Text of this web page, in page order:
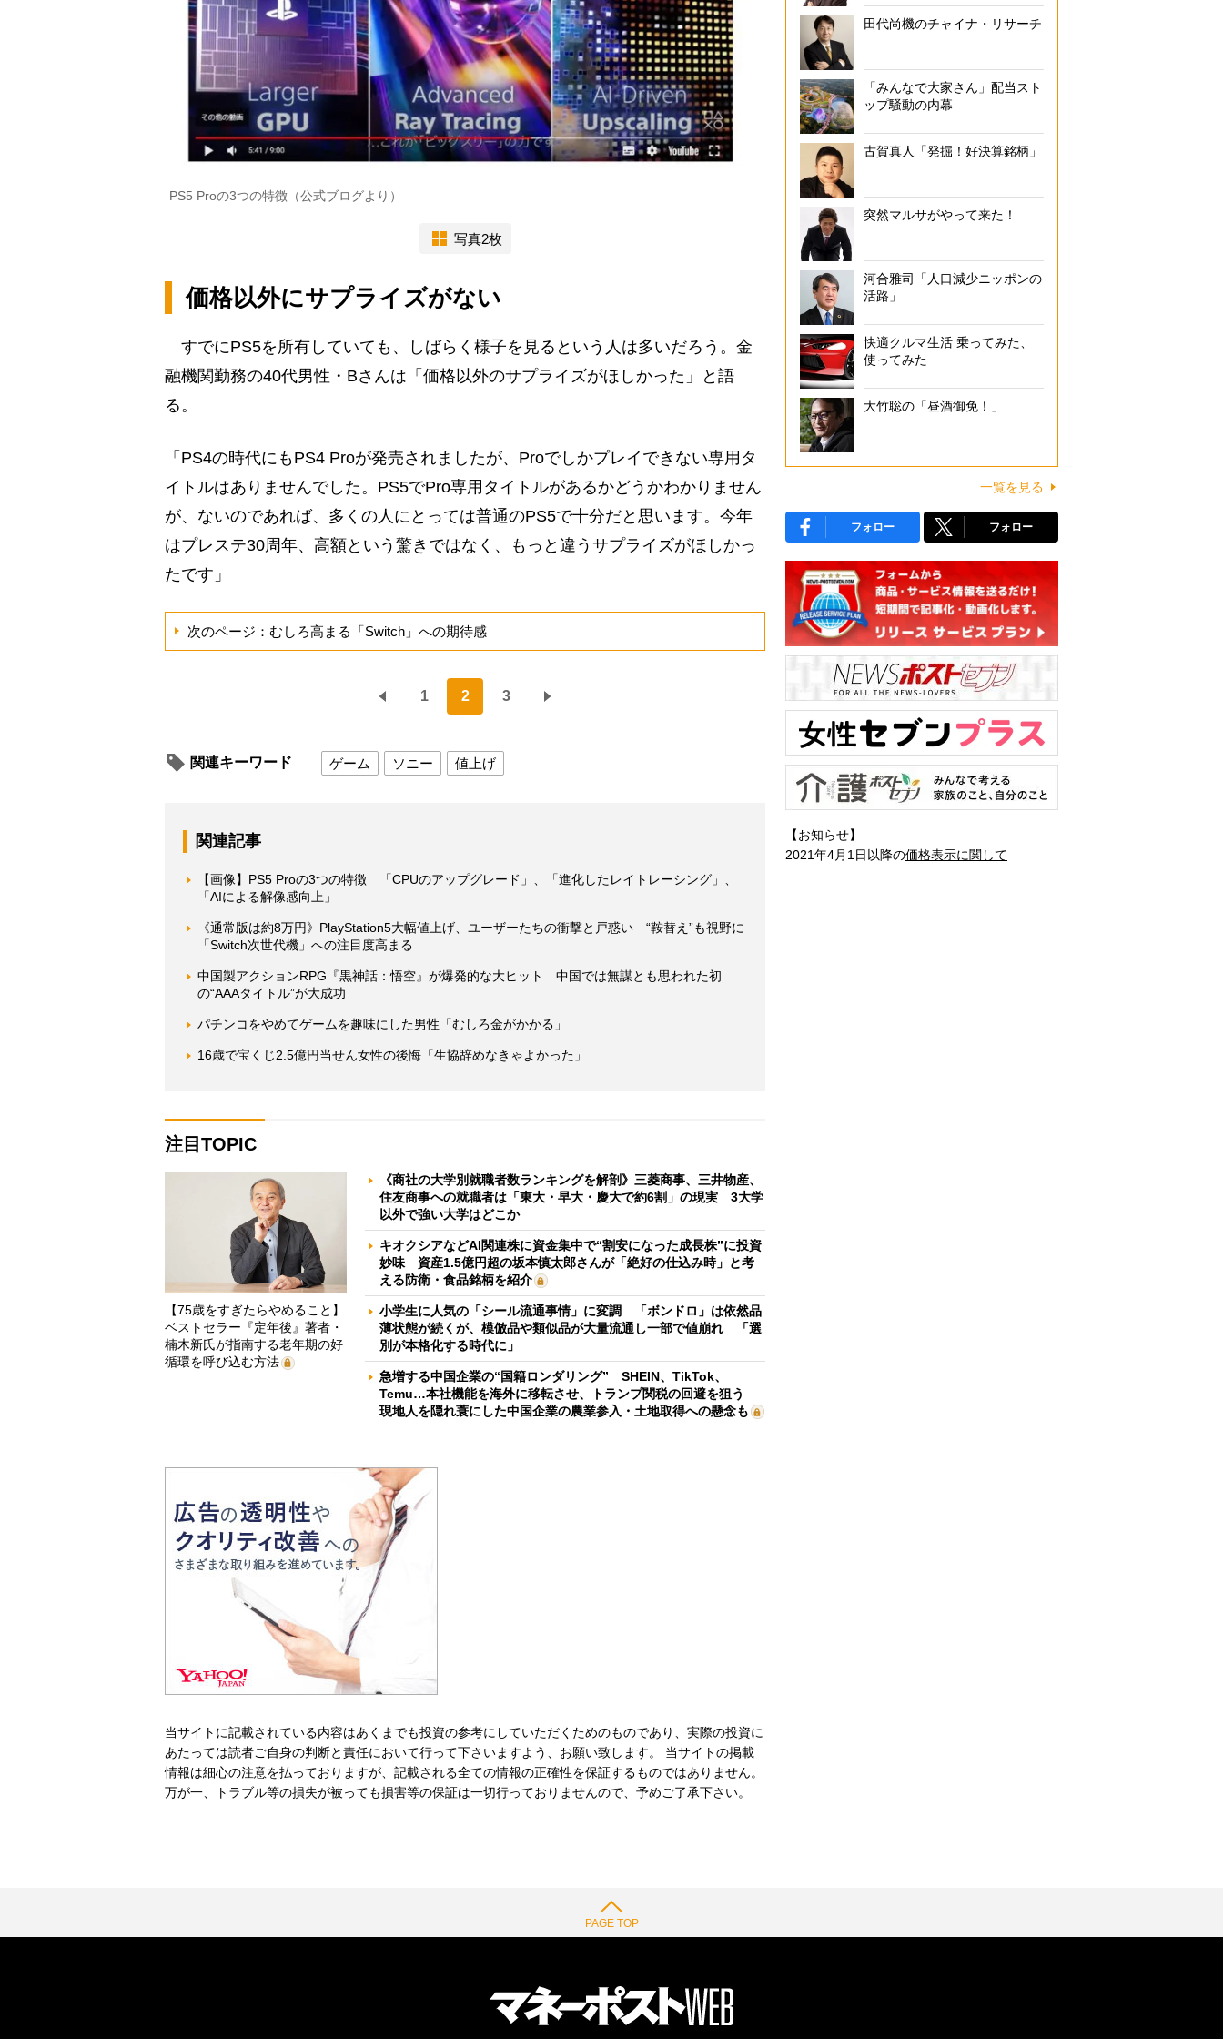
PS5 Proの3つの特徴（公式ブログより）
写真2枚
価格以外にサプライズがない
すでにPS5を所有していても、しばらく様子を見るという人は多いだろう。金
融機関勤務の40代男性・Bさんは「価格以外のサプライズがほしかった」と語
る。
「PS4の時代にもPS4 Proが発売されましたが、Proでしかプレイできない専用タ
イトルはありませんでした。PS5でPro専用タイトルがあるかどうかわかりません
が、ないのであれば、多くの人にとっては普通のPS5で十分だと思います。今年
はプレステ30周年、高額という驚きではなく、もっと違うサプライズがほしかっ
たです」
次のページ：むしろ高まる「Switch」への期待感
1 2 3
関連キーワード ゲーム ソニー 値上げ
関連記事
【画像】PS5 Proの3つの特徴 「CPUのアップグレード」、「進化したレイトレーシング」、
「AIによる解像感向上」
《通常版は約8万円》PlayStation5大幅値上げ、ユーザーたちの衝撃と戸惑い “鞍替え”も視野に
「Switch次世代機」への注目度高まる
中国製アクションRPG『黒神話：悟空』が爆発的な大ヒット 中国では無謀とも思われた初
の“AAAタイトル”が大成功
パチンコをやめてゲームを趣味にした男性「むしろ金がかかる」
16歳で宝くじ2.5億円当せん女性の後悔「生協辞めなきゃよかった」
注目TOPIC
【75歳をすぎたらやめること】
ベストセラー『定年後』著者・
楠木新氏が指南する老年期の好
循環を呼び込む方法
《商社の大学別就職者数ランキングを解剖》三菱商事、三井物産、
住友商事への就職者は「東大・早大・慶大で約6割」の現実 3大学
以外で強い大学はどこか
キオクシアなどAI関連株に資金集中で“割安になった成長株”に投資
妙味 資産1.5億円超の坂本慎太郎さんが「絶好の仕込み時」と考
える防衛・食品銘柄を紹介
小学生に人気の「シール流通事情」に変調 「ボンドロ」は依然品
薄状態が続くが、模倣品や類似品が大量流通し一部で値崩れ 「選
別が本格化する時代に」
急増する中国企業の“国籍ロンダリング” SHEIN、TikTok、
Temu…本社機能を海外に移転させ、トランプ関税の回避を狙う
現地人を隠れ蓑にした中国企業の農業参入・土地取得への懸念も
当サイトに記載されている内容はあくまでも投資の参考にしていただくためのものであり、実際の投資に
あたっては読者ご自身の判断と責任において行って下さいますよう、お願い致します。 当サイトの掲載
情報は細心の注意を払っておりますが、記載される全ての情報の正確性を保証するものではありません。
万が一、トラブル等の損失が被っても損害等の保証は一切行っておりませんので、予めご了承下さい。
田代尚機のチャイナ・リサーチ
「みんなで大家さん」配当スト
ップ騒動の内幕
古賀真人「発掘！好決算銘柄」
突然マルサがやって来た！
河合雅司「人口減少ニッポンの
活路」
快適クルマ生活 乗ってみた、
使ってみた
大竹聡の「昼酒御免！」
一覧を見る
フォロー フォロー
【お知らせ】
2021年4月1日以降の価格表示に関して
PAGE TOP